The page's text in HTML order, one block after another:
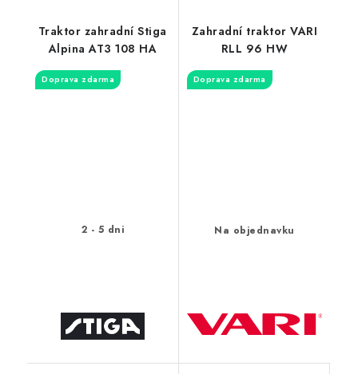
Traktor zahradní Stiga
Alpina AT3 108 HA
Doprava zdarma
2 - 5 dni
Zahradní traktor VARI
RLL 96 HW
Doprava zdarma
Na objednavku